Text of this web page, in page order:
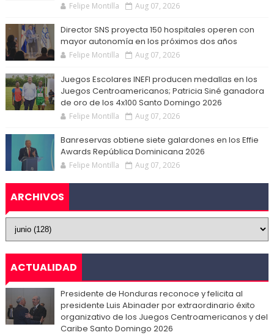
Felipe Montilla Aug 07, 2026
Director SNS proyecta 150 hospitales operen con
mayor autonomía en los próximos dos años
Felipe Montilla Aug 07, 2026
Juegos Escolares INEFI producen medallas en los
Juegos Centroamericanos; Patricia Siné ganadora
de oro de los 4x100 Santo Domingo 2026
Felipe Montilla Aug 07, 2026
Banreservas obtiene siete galardones en los Effie
Awards República Dominicana 2026
Felipe Montilla Aug 07, 2026
ARCHIVOS
ACTUALIDAD
Presidente de Honduras reconoce y felicita al
presidente Luis Abinader por extraordinario éxito
organizativo de los Juegos Centroamericanos y del
Caribe Santo Domingo 2026